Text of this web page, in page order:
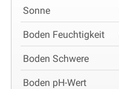
Sonne
Boden Feuchtigkeit
Boden Schwere
Boden pH-Wert